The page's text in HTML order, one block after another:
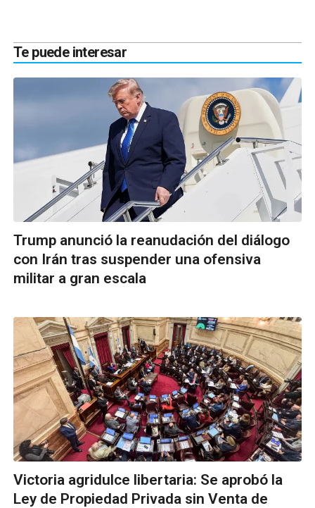
Te puede interesar
Trump anunció la reanudación del diálogo
con Irán tras suspender una ofensiva
militar a gran escala
Victoria agridulce libertaria: Se aprobó la
Ley de Propiedad Privada sin Venta de